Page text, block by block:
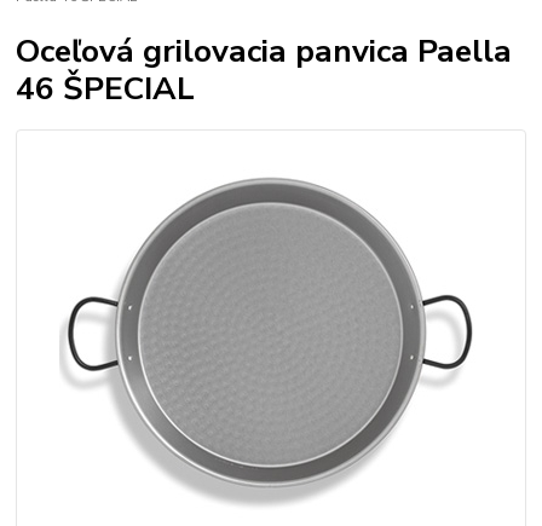
Oceľová grilovacia panvica Paella
46 ŠPECIAL